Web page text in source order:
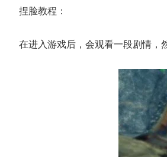
捏脸教程：
在进入游戏后，会观看一段剧情，